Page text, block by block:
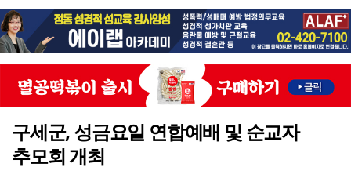
구세군, 성금요일 연합예배 및 순교자
추모회 개최